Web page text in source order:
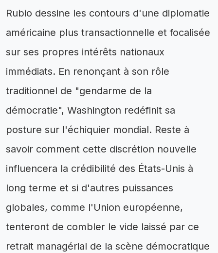
Rubio dessine les contours d'une diplomatie
américaine plus transactionnelle et focalisée
sur ses propres intérêts nationaux
immédiats. En renonçant à son rôle
traditionnel de "gendarme de la
démocratie", Washington redéfinit sa
posture sur l'échiquier mondial. Reste à
savoir comment cette discrétion nouvelle
influencera la crédibilité des États-Unis à
long terme et si d'autres puissances
globales, comme l'Union européenne,
tenteront de combler le vide laissé par ce
retrait managérial de la scène démocratique